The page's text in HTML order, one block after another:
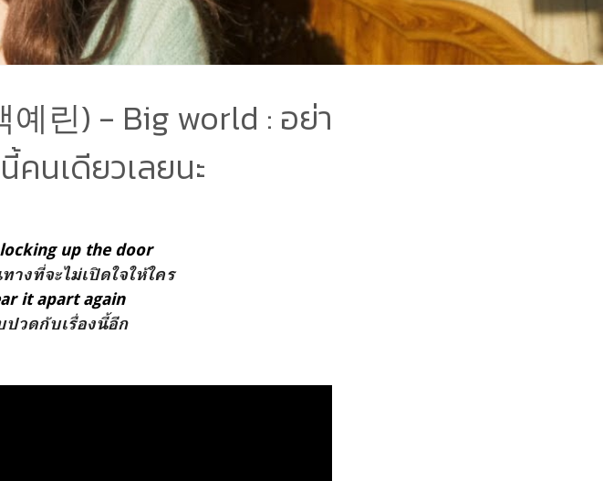
린) - Big world : อย่า
คนเดียวเลยนะ
up the door
งที่จะไม่เปิดใจให้ใคร
it apart again
ปวดกับเรื่องนี้อีก